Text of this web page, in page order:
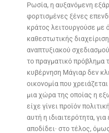
Ρωσία, η αυξανόμενη
φορτισμένες ξένες
κράτος λειτουργούσε με
καθεστωτικής
αναπτυξιακού
το πραγματικό πρόβλημα
κυβέρνηση Μάγιαρ δεν
οικονομία που
μια χώρα της οποίας η
είχε γίνει προϊόν
αυτή η ιδιαιτερότητα,
αποδίδει· στο τέλος,